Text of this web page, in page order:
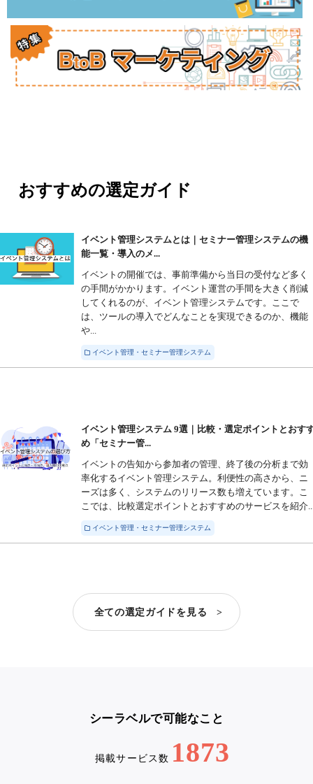
おすすめの選定ガイド
イベント管理システムとは｜セミナー管理システムの機
能一覧・導入のメ...
イベントの開催では、事前準備から当日の受付など多く
の手間がかかります。イベント運営の手間を大きく削減
してくれるのが、イベント管理システムです。ここで
は、ツールの導入でどんなことを実現できるのか、機能
や...
イベント管理・セミナー管理システム
イベント管理システム 9選｜比較・選定ポイントとおす
め「セミナー管...
イベントの告知から参加者の管理、終了後の分析まで効
率化するイベント管理システム。利便性の高さから、ニ
ーズは多く、システムのリリース数も増えています。こ
こでは、比較選定ポイントとおすすめのサービスを紹介
イベント管理・セミナー管理システム
全ての選定ガイドを見る >
シーラベルで可能なこと
掲載サービス数 1873